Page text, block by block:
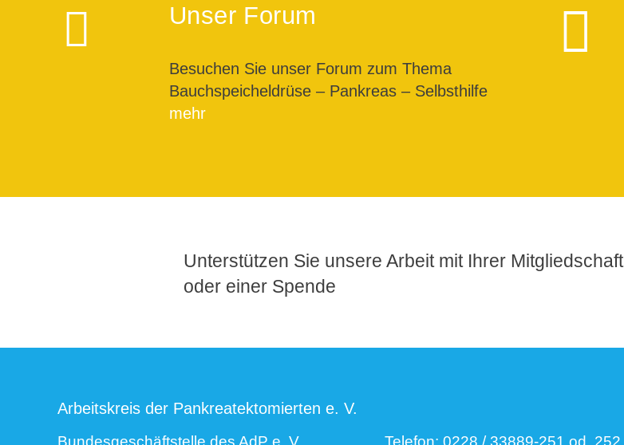
Unser Forum
Besuchen Sie unser Forum zum Thema
Bauchspeicheldrüse – Pankreas – Selbsthilfe
mehr
Unterstützen Sie unsere Arbeit mit Ihrer Mitgliedschaft
oder einer Spende
Arbeitskreis der Pankreatektomierten e. V.
Bundesgeschäftstelle des AdP e. V. Telefon: 0228 / 33889-251 od. 252